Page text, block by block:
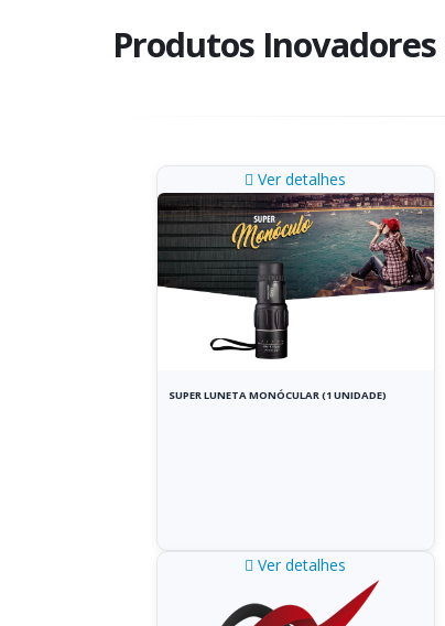
Produtos Inovadores
Ver detalhes
SUPER LUNETA MONÓCULAR (1 UNIDADE)
Ver detalhes